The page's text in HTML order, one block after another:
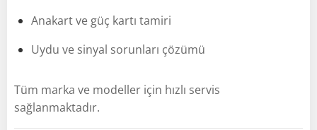
Anakart ve güç kartı tamiri
Uydu ve sinyal sorunları çözümü
Tüm marka ve modeller için hızlı servis
sağlanmaktadır.